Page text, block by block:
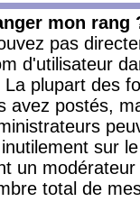
mon rang
pas
d'utilisateur
plupart des
avez postés,
sur
un
total de